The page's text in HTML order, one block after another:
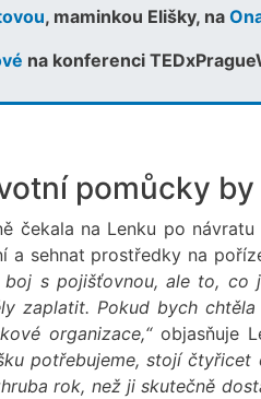
, maminkou Elišky, na
na konferenci
pomůcky
čekala na Lenku po
a sehnat prostředky na
s pojišťovnou, ale to, co
zaplatit. Pokud bych
organizace,“objasňuje
potřebujeme, stojí
rok, než ji skutečně